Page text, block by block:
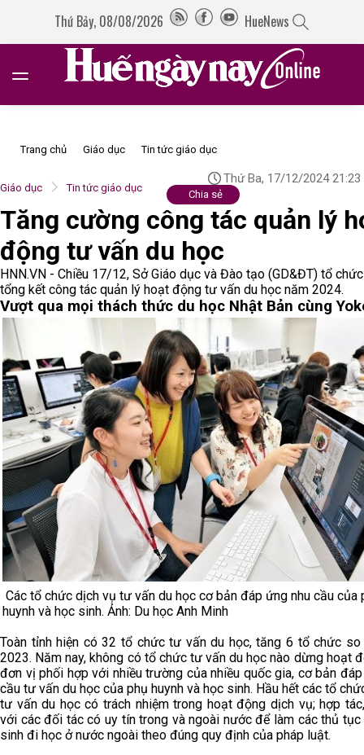
Thứ Bảy, 08/08/2026 HueNews
Trang chủ Giáo dục Tin tức giáo dục
Giáo dục Tin tức giáo dục
Thứ Ba, 17/12/2024 21:23
Chia sẻ
Tăng cường công tác quản lý
động tư vấn du học
HNN.VN - Chiều 17/12, Sở Giáo dục và Đào tạo (GD&ĐT) tổ
tổng kết công tác quản lý hoạt động tư vấn du học năm 2024.
Vượt qua mọi thách thức du học Nhật Bản cùng
Các tổ chức dịch vụ tư vấn du học cơ bản đáp ứng nhu cầu của
huynh và học sinh. Ảnh: Du học Anh Minh
Toàn tỉnh hiện có 32 tổ chức tư vấn du học, tăng 6 tổ chức
2023. Năm nay, không có tổ chức tư vấn du học nào dừng hoạt
đơn vị phối hợp với nhiều trường của nhiều quốc gia, cơ bản
cầu tư vấn du học của phụ huynh và học sinh. Hầu hết các tổ
tư vấn du học có trách nhiệm trong hoạt động dịch vụ; hợp
với các đối tác có uy tín trong và ngoài nước để làm các thủ
sinh đi học ở nước ngoài theo đúng quy định của pháp luật.